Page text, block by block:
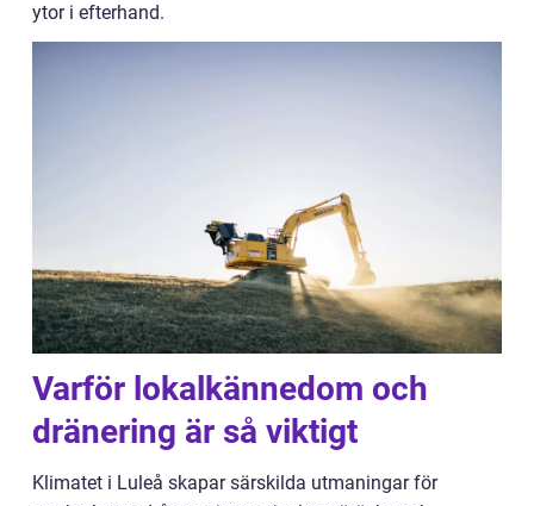
ytor i efterhand.
Varför lokalkännedom och
dränering är så viktigt
Klimatet i Luleå skapar särskilda utmaningar för